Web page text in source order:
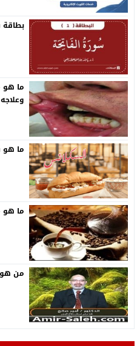
بطاقة
ما
ما هو
ما
من هو